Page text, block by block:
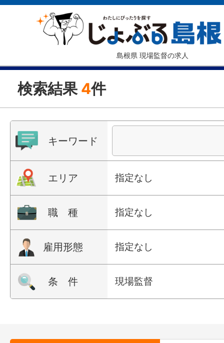
島根県 現場監督の求人
検索結果 4件
キーワード
エリア 指定なし
職 種 指定なし
雇用形態 指定なし
条 件 現場監督